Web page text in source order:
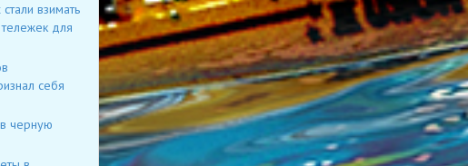
взимать
тележек для
себя
черную